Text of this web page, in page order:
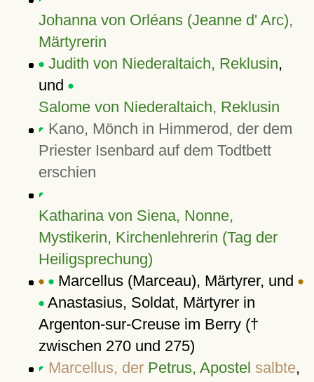
Johanna von Orléans (Jeanne d' Arc),
Märtyrerin
Judith von Niederaltaich, Reklusin,
und
Salome von Niederaltaich, Reklusin
Kano, Mönch in Himmerod, der dem
Priester Isenbard auf dem Todtbett
erschien
Katharina von Siena, Nonne,
Mystikerin, Kirchenlehrerin (Tag der
Heiligsprechung)
Marcellus (Marceau), Märtyrer, und
Anastasius, Soldat, Märtyrer in
Argenton-sur-Creuse im Berry (†
zwischen 270 und 275)
Marcellus, der Petrus, Apostel salbte,